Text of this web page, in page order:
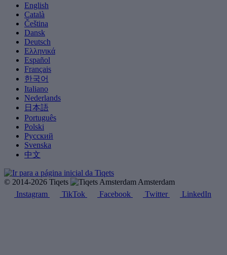
English
Català
Čeština
Dansk
Deutsch
Ελληνικά
Español
Français
한국어
Italiano
Nederlands
日本語
Português
Polski
Русский
Svenska
中文
© 2014-2026 Tiqets
Amsterdam
Instagram
TikTok Facebook Twitter LinkedIn